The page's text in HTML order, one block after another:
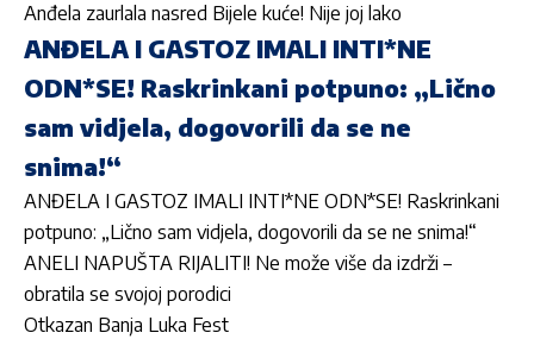
Anđela zaurlala nasred Bijele kuće! Nije joj lako
ANĐELA I GASTOZ IMALI INTI*NE
ODN*SE! Raskrinkani potpuno: „Lično
sam vidjela, dogovorili da se ne
snima!“
ANĐELA I GASTOZ IMALI INTI*NE ODN*SE! Raskrinkani
potpuno: „Lično sam vidjela, dogovorili da se ne snima!“
ANELI NAPUŠTA RIJALITI! Ne može više da izdrži –
obratila se svojoj porodici
Otkazan Banja Luka Fest